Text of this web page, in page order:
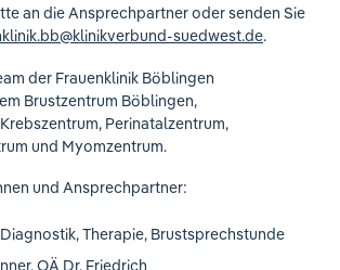
an die Ansprechpartner oder senden Sie
@klinikverbund-suedwest.de.
der Frauenklinik Böblingen
Brustzentrum Böblingen,
Perinatalzentrum,
und Myomzentrum.
und Ansprechpartner:
Therapie, Brustsprechstunde
OÄ Dr. Friedrich